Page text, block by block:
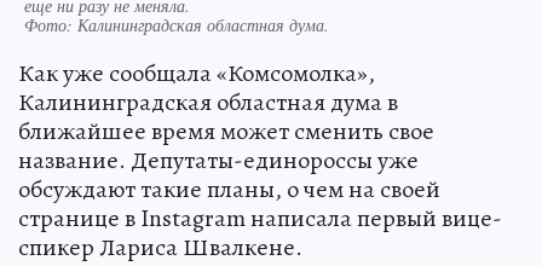
еще ни разу не меняла.
Фото: Калининградская областная дума.
Как уже сообщала «Комсомолка»,
Калининградская областная дума в
ближайшее время может сменить свое
название. Депутаты-единороссы уже
обсуждают такие планы, о чем на своей
странице в Instagram написала первый вице-
спикер Лариса Швалкене.